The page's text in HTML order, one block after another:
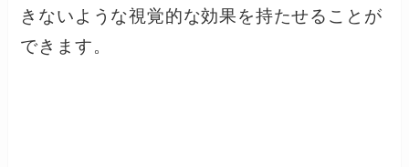
きないような視覚的な効果を持たせることが
できます。